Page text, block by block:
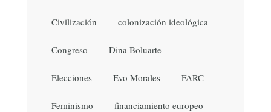
Civilización colonización ideológica
Congreso Dina Boluarte
Elecciones Evo Morales FARC
Feminismo financiamiento europeo